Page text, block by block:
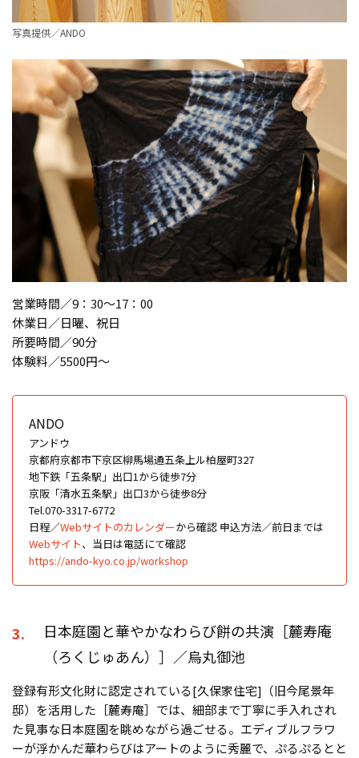
写真提供／ANDO
営業時間／9：30～17：00
休業日／日曜、祝日
所要時間／90分
体験料／5500円〜
ANDO
アンドウ
京都府京都市下京区柳馬場通五条上ル柏屋町327
地下鉄「五条駅」出口1から徒歩7分
京阪「清水五条駅」出口3から徒歩8分
Tel.070-3317-6772
日程／Webサイトのカレンダーから確認 申込方法／前日までは
Webサイト、当日は電話にて確認
https://ando-kyo.co.jp/workshop
3.
日本庭園と華やかなわらび餅の共演［麓寿庵
（ろくじゅあん）］／烏丸御池
登録有形文化財に認定されている[久保家住宅]（旧今尾景年
邸）を活用した［麓寿庵］では、細部まで丁寧に手入れされ
た見事な日本庭園を眺めながら過ごせる。エディブルフラワ
ーが浮かんだ華わらびはアートのように秀麗で、ぷるぷるとと